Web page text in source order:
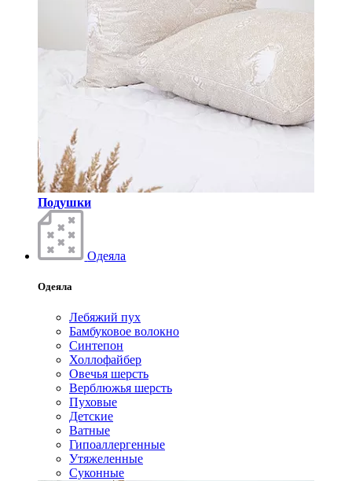
Подушки
Одеяла
Одеяла
Лебяжий пух
Бамбуковое волокно
Синтепон
Холлофайбер
Овечья шерсть
Верблюжья шерсть
Пуховые
Детские
Ватные
Гипоаллергенные
Утяжеленные
Суконные